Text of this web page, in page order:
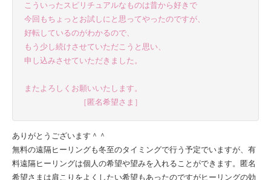
こういったスピリチュアルなものは昔から好きで
今回もちょっとお試しにと思ってやったのですが、
好転しているのがわかるので、
もう少し続けさせていただこうと思い、
申し込みさせていただきました。
またよろしくお願いいたします。
［匿名希望さま］
ありがとうございます＾＾
無料の遠隔ヒーリングも冬至のタイミングで行う予定でいますが、有
料遠隔ヒーリングは個人の希望や望みを入れることができます。匿名
希望さまは肩こりをよくしたい希望もあったのですがヒーリングの効